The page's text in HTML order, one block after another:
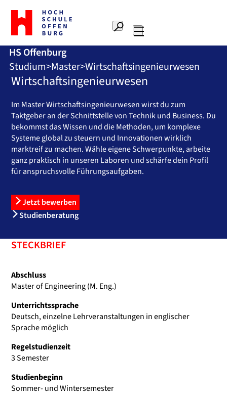
Zur
Startseite
Hochschule
Offenburg
Suche
Hauptnavigation
HS Offenburg
Studium Master Wirtschaftsingenieurwesen
Wirtschaftsingenieurwesen
Im Master Wirtschaftsingenieurwesen wirst du zum
Taktgeber an der Schnittstelle von Technik und Business. Du
bekommst das Wissen und die Methoden, um komplexe
Systeme global zu steuern und Innovationen wirklich
marktreif zu machen. Wähle eigene Schwerpunkte, arbeite
ganz praktisch in unseren Laboren und schärfe dein Profil
für anspruchsvolle Führungsaufgaben.
Jetzt bewerben
Studienberatung
STECKBRIEF
Abschluss
Master of Engineering (M. Eng.)
Unterrichtssprache
Deutsch, einzelne Lehrveranstaltungen in englischer
Sprache möglich
Regelstudienzeit
3 Semester
Studienbeginn
Sommer- und Wintersemester